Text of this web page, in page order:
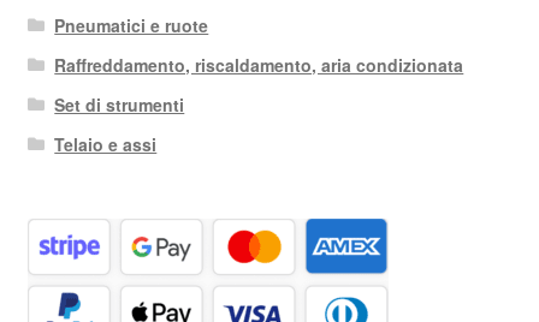
Pneumatici e ruote
Raffreddamento, riscaldamento, aria condizionata
Set di strumenti
Telaio e assi